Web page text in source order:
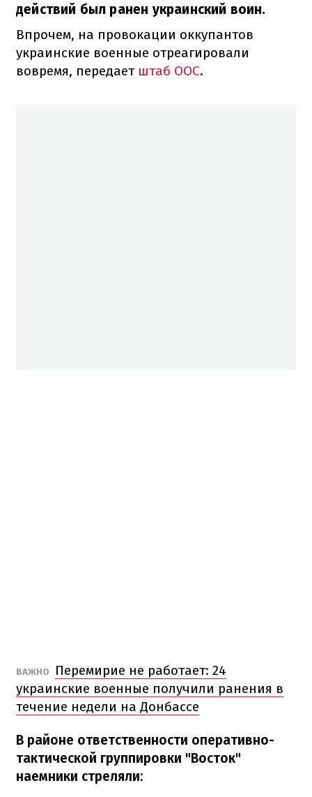
действий был ранен украинский воин.
Впрочем, на провокации оккупантов
украинские военные отреагировали
вовремя, передаетштаб ООС.
ВАЖНО
Перемирие не работает: 24
украинские военные получили ранения в
течение недели на Донбассе
В районе ответственности оперативно-
тактической группировки "Восток"
наемники стреляли: